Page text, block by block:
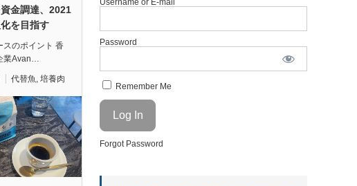
金調達、2021
を目指す
スのポイント 香
業Avan…
代替魚, 培養肉
Username or E-mail
Password
Remember Me
Forgot Password